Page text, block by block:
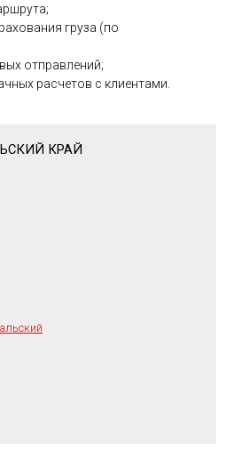
груза (по
отправлений;
расчетов с клиентами.
КРАЙ